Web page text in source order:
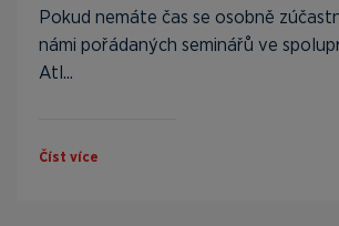
Pokud nemáte čas se osobně
námi pořádaných seminářů ve
Atl...
Číst více